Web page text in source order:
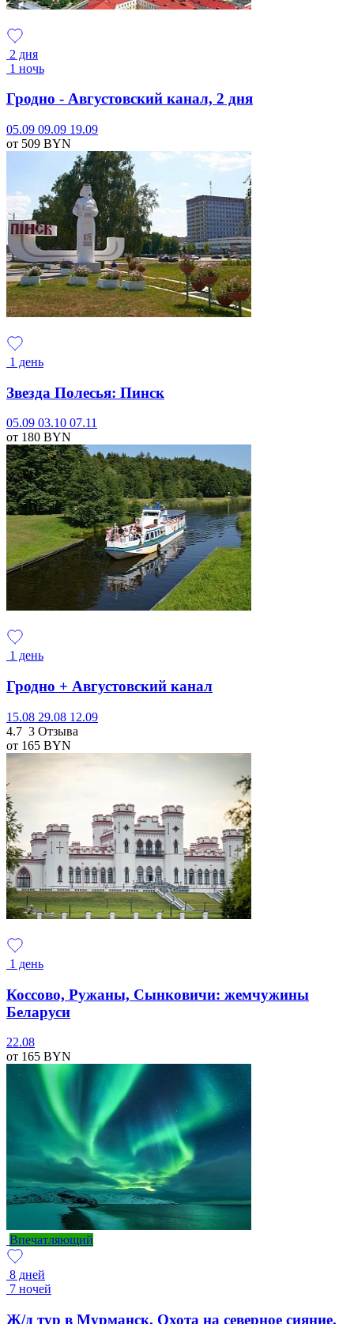
2 дня
1 ночь
Гродно - Августовский канал, 2 дня
05.09 09.09 19.09
от 509 BYN
1 день
Звезда Полесья: Пинск
05.09 03.10 07.11
от 180 BYN
1 день
Гродно + Августовский канал
15.08 29.08 12.09
4.7 3 Отзыва
от 165 BYN
1 день
Коссово, Ружаны, Сынковичи: жемчужины
Беларуси
22.08
от 165 BYN
Впечатляющий
8 дней
7 ночей
Ж/д тур в Мурманск. Охота на северное сияние.